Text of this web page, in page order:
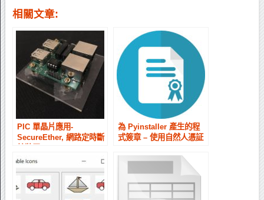
相關文章:
PIC 單晶片應用-
SecureEther, 網路定時斷
為 Pyinstaller 產生的程
式簽章 – 使用自然人憑証